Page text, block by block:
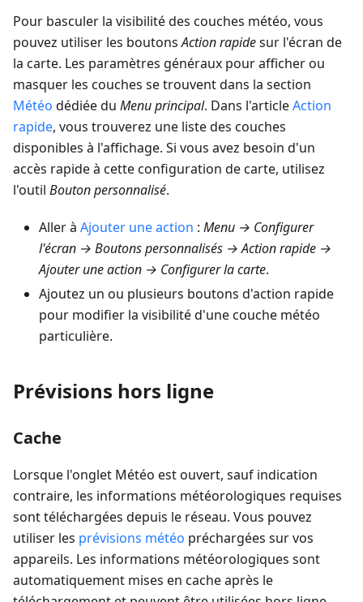
Pour basculer la visibilité des couches météo, vous
pouvez utiliser les boutonsAction rapidesur l'écran de
la carte. Les paramètres généraux pour afficher ou
masquer les couches se trouvent dans la section
Météo dédiée du Menu principal. Dans l'articleAction
rapide, vous trouverez une liste des couches
disponibles à l'affichage. Si vous avez besoin d'un
accès rapide à cette configuration de carte, utilisez
l'outil Bouton personnalisé.
Aller à Ajouter une action : Menu → Configurer
l'écran → Boutons personnalisés → Action rapide →
Ajouter une action → Configurer la carte.
Ajoutez un ou plusieurs boutons d'action rapide
pour modifier la visibilité d'une couche météo
particulière.
Prévisions hors ligne
Cache
Lorsque l'onglet Météo est ouvert, sauf indication
contraire, les informations météorologiques requises
sont téléchargées depuis le réseau. Vous pouvez
utiliser les prévisions météo préchargées sur vos
appareils. Les informations météorologiques sont
automatiquement mises en cache après le